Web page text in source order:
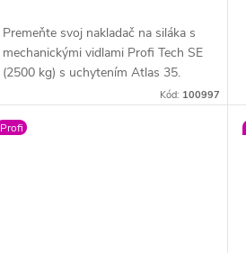
Premeňte svoj nakladač na siláka s
mechanickými vidlami Profi Tech SE
(2500 kg) s uchytením Atlas 35.
Masívny rám a nastaviteľné lyžiny
paletami.
Kód: 100997
Profi